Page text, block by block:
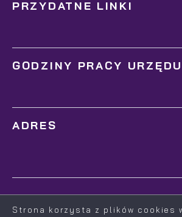
PRZYDATNE LINKI
GODZINY PRACY URZĘDU
ADRES
Strona korzysta z plików cookies